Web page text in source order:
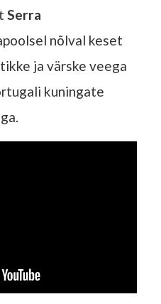
Serra
nõlval keset
ja värske veega
kuningate